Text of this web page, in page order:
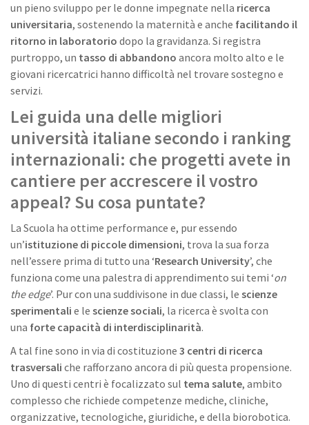
un pieno sviluppo per le donne impegnate nella ricerca
universitaria, sostenendo la maternità e anche facilitando il
ritorno in laboratorio dopo la gravidanza. Si registra
purtroppo, un tasso di abbandono ancora molto alto e le
giovani ricercatrici hanno difficoltà nel trovare sostegno e
servizi.
Lei guida una delle migliori
università italiane secondo i ranking
internazionali: che progetti avete in
cantiere per accrescere il vostro
appeal? Su cosa puntate?
La Scuola ha ottime performance e, pur essendo
un’istituzione di piccole dimensioni, trova la sua forza
nell’essere prima di tutto una ‘Research University’, che
funziona come una palestra di apprendimento sui temi ‘on
the edge’. Pur con una suddivisone in due classi, le scienze
sperimentali e le scienze sociali, la ricerca è svolta con
una forte capacità di interdisciplinarità.
A tal fine sono in via di costituzione 3 centri di ricerca
trasversali che rafforzano ancora di più questa propensione.
Uno di questi centri è focalizzato sul tema salute, ambito
complesso che richiede competenze mediche, cliniche,
organizzative, tecnologiche, giuridiche, e della biorobotica.